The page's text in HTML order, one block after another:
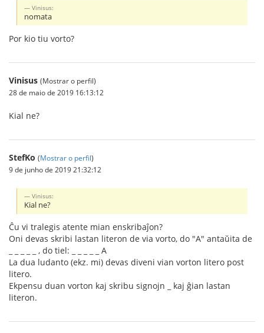
Vinisus:
nomata
Por kio tiu vorto?
Vinisus (Mostrar o perfil)
28 de maio de 2019 16:13:12
Kial ne?
StefKo (Mostrar o perfil)
9 de junho de 2019 21:32:12
Vinisus:
Kial ne?
Ĉu vi tralegis atente mian enskribaĵon?
Oni devas skribi lastan literon de via vorto, do "A" antaŭita de
_ _ _ _ _ , do tiel: _ _ _ _ _ A
La dua ludanto (ekz. mi) devas diveni vian vorton litero post
litero.
Ekpensu duan vorton kaj skribu signojn _ kaj ĝian lastan
literon.